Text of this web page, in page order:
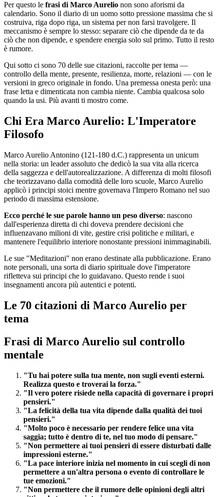
Per questo le frasi di Marco Aurelio non sono aforismi da
calendario. Sono il diario di un uomo sotto pressione massima che si
costruiva, riga dopo riga, un sistema per non farsi travolgere. Il
meccanismo è sempre lo stesso: separare ciò che dipende da te da
ciò che non dipende, e spendere energia solo sul primo. Tutto il resto
è rumore.
Qui sotto ci sono 70 delle sue citazioni, raccolte per tema —
controllo della mente, presente, resilienza, morte, relazioni — con le
versioni in greco originale in fondo. Una premessa onesta però: una
frase letta e dimenticata non cambia niente. Cambia qualcosa solo
quando la usi. Più avanti ti mostro come.
Chi Era Marco Aurelio: L'Imperatore
Filosofo
Marco Aurelio Antonino (121-180 d.C.) rappresenta un unicum
nella storia: un leader assoluto che dedicò la sua vita alla ricerca
della saggezza e dell'autorealizzazione. A differenza di molti filosofi
che teorizzavano dalla comodità delle loro scuole, Marco Aurelio
applicò i principi stoici mentre governava l'Impero Romano nel suo
periodo di massima estensione.
Ecco perché le sue parole hanno un peso diverso: nascono
dall'esperienza diretta di chi doveva prendere decisioni che
influenzavano milioni di vite, gestire crisi politiche e militari, e
mantenere l'equilibrio interiore nonostante pressioni inimmaginabili.
Le sue "Meditazioni" non erano destinate alla pubblicazione. Erano
note personali, una sorta di diario spirituale dove l'imperatore
rifletteva sui principi che lo guidavano. Questo rende i suoi
insegnamenti ancora più autentici e potenti.
Le 70 citazioni di Marco Aurelio per
tema
Frasi di Marco Aurelio sul controllo
mentale
"Tu hai potere sulla tua mente, non sugli eventi esterni.
Realizza questo e troverai la forza."
"Il vero potere risiede nella capacità di governare i propri
pensieri."
"La felicità della tua vita dipende dalla qualità dei tuoi
pensieri."
"Molto poco è necessario per rendere felice una vita
saggia; tutto è dentro di te, nel tuo modo di pensare."
"Non permettere ai tuoi pensieri di essere disturbati dalle
impressioni esterne."
"La pace interiore inizia nel momento in cui scegli di non
permettere a un'altra persona o evento di controllare le
tue emozioni."
"Non permettere che il rumore delle opinioni degli altri